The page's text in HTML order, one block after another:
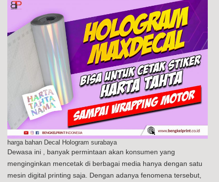
harga bahan Decal Hologram surabaya
Dewasa ini , banyak permintaan akan konsumen yang
menginginkan mencetak di berbagai media hanya dengan satu
mesin digital printing saja. Dengan adanya fenomena tersebut,